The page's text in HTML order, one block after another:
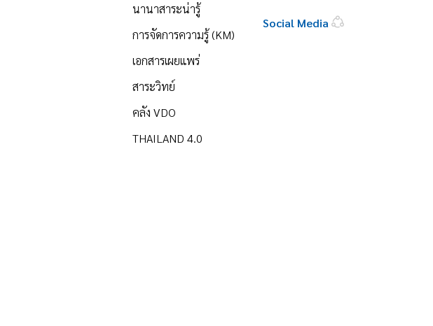
นานาสาระน่ารู้
การจัดการความรู้ (KM)
เอกสารเผยแพร่
สาระวิทย์
คลัง VDO
THAILAND 4.0
Social Media